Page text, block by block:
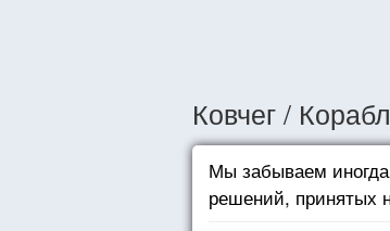
Ковчег /
Мы забываем
решений, принятых